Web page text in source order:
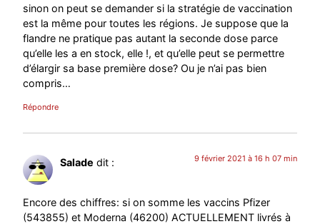
sinon on peut se demander si la stratégie de vaccination
est la même pour toutes les régions. Je suppose que la
flandre ne pratique pas autant la seconde dose parce
qu’elle les a en stock, elle !, et qu’elle peut se permettre
d’élargir sa base première dose? Ou je n’ai pas bien
compris…
Répondre
Salade dit : 9 février 2021 à 16 h 07 min
Encore des chiffres: si on somme les vaccins Pfizer
(543855) et Moderna (46200) ACTUELLEMENT livrés à